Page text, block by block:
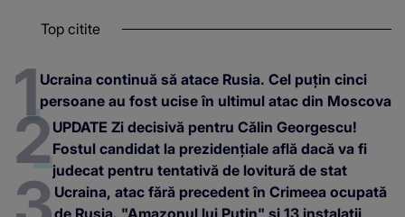
Top citite
Ucraina continuă să atace Rusia. Cel puțin cinci
persoane au fost ucise în ultimul atac din Moscova
UPDATE Zi decisivă pentru Călin Georgescu!
Fostul candidat la prezidențiale află dacă va fi
judecat pentru tentativă de lovitură de stat
Ucraina, atac fără precedent în Crimeea ocupată
de Rusia. "Amazonul lui Putin" și 13 instalații